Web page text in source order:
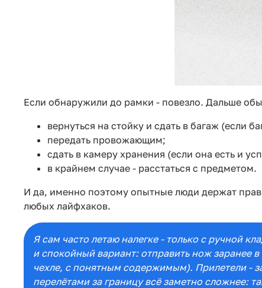
Если обнаружили до рамки - повезло. Дальше
вернуться на стойку и сдать в багаж (если
передать провожающим;
сдать в камеру хранения (если она есть и
в крайнем случае - расстаться с предметом.
И да, именно поэтому опытные люди держат
любых лайфхаков.
Я сам часто летаю налегке - только с ручной
и спокойный вариант: отправить нож заранее
чехле, с понятным содержимым). Прилетели -
перелётами за границу всё заметно сложнее: